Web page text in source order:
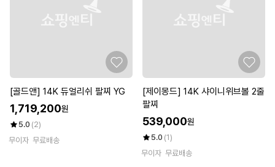
[골드앤] 14K 듀얼리쉬 팔찌 YG
1,719,200원
5.0 (2)
무이자 무료배송
[제이몽드] 14K 샤이니위브볼 2줄
팔찌
539,000원
5.0 (1)
무이자 무료배송